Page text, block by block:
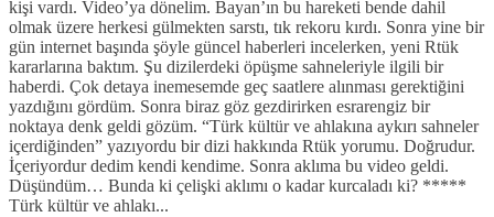
kişi vardı. Video’ya dönelim. Bayan’ın bu hareketi bende dahil
olmak üzere herkesi gülmekten sarstı, tık rekoru kırdı. Sonra yine bir
gün internet başında şöyle güncel haberleri incelerken, yeni Rtük
kararlarına baktım. Şu dizilerdeki öpüşme sahneleriyle ilgili bir
haberdi. Çok detaya inemesemde geç saatlere alınması gerektiğini
yazdığını gördüm. Sonra biraz göz gezdirirken esrarengiz bir
noktaya denk geldi gözüm. “Türk kültür ve ahlakına aykırı sahneler
içerdiğinden” yazıyordu bir dizi hakkında Rtük yorumu. Doğrudur.
İçeriyordur dedim kendi kendime. Sonra aklıma bu video geldi.
Düşündüm… Bunda ki çelişki aklımı o kadar kurcaladı ki? *****
Türk kültür ve ahlakı...